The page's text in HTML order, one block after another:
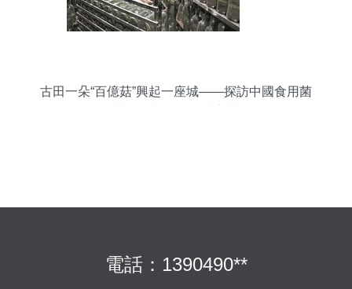
古田一朵“百億菇”興起一座城——探訪中國食用菌
電話：1390490**